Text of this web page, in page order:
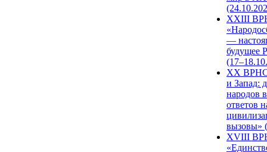
XXIII
—
будущее
XX ВРНС
и Запад:
народов
ответов
вызовы»
XVIII